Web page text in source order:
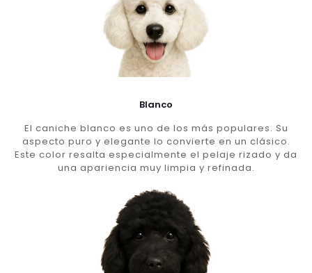
Blanco
El caniche blanco es uno de los más populares. Su
aspecto puro y elegante lo convierte en un clásico.
Este color resalta especialmente el pelaje rizado y da
una apariencia muy limpia y refinada.